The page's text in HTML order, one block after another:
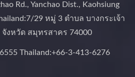
Rd., Yanchao Dist., Kaohsiung
29 หมู่ 3 ตำบล บางกระเจ้า
งหวัด สมุทรสาคร 74000
Thailand:+66-3-413-6276